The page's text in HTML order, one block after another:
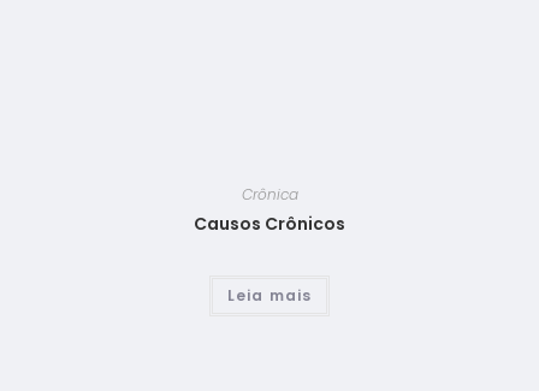
Crônica
Causos Crônicos
Leia mais